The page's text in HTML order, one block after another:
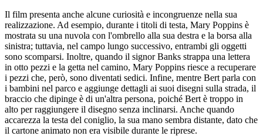
Il film presenta anche alcune curiosità e incongruenze nella sua
realizzazione. Ad esempio, durante i titoli di testa, Mary Poppins è
mostrata su una nuvola con l'ombrello alla sua destra e la borsa alla
sinistra; tuttavia, nel campo lungo successivo, entrambi gli oggetti
sono scomparsi. Inoltre, quando il signor Banks strappa una lettera
in otto pezzi e la getta nel camino, Mary Poppins riesce a recuperare
i pezzi che, però, sono diventati sedici. Infine, mentre Bert parla con
i bambini nel parco e aggiunge dettagli ai suoi disegni sulla strada, il
braccio che dipinge è di un'altra persona, poiché Bert è troppo in
alto per raggiungere il disegno senza inclinarsi. Anche quando
accarezza la testa del coniglio, la sua mano sembra distante, dato che
il cartone animato non era visibile durante le riprese.